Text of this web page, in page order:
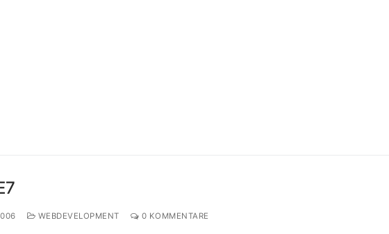
WEBDEVELOPMENT 0 KOMMENTARE